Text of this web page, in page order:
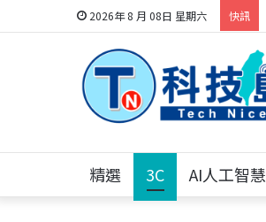
2026年 8 月 08日 星期六 快訊
精選 3C AI人工智慧